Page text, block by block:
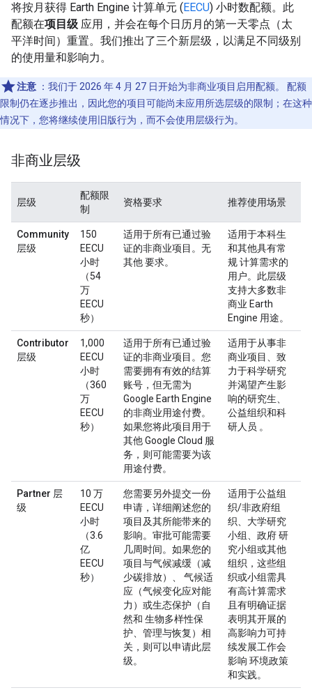
将按月获得 Earth Engine 计算单元 (EECU) 小时数配额。此
配额在项目级 应用，并会在每个日历月的第一天零点（太
平洋时间）重置。我们推出了三个新层级，以满足不同级别
的使用量和影响力。
注意 ：我们于 2026 年 4 月 27 日开始为非商业项目启用配额。 配额
限制仍在逐步推出，因此您的项目可能尚未应用所选层级的限制；在这种
情况下，您将继续使用旧版行为，而不会使用层级行为。
非商业层级
层级
配额限
制
资格要求 推荐使用场景
Community
层级
150
EECU
小时
（54
万
EECU
秒）
适用于所有已通过验
证的非商业项目。无
其他 要求。
适用于本科生
和其他具有常
规 计算需求的
用户。此层级
支持大多数非
商业 Earth
Engine 用途。
Contributor
层级
1,000
EECU
小时
（360
万
EECU
秒）
适用于所有已通过验
证的非商业项目。您
需要拥有有效的结算
账号，但无需为
Google Earth Engine
的非商业用途付费。
如果您将此项目用于
其他 Google Cloud 服
务，则可能需要为该
用途付费。
适用于从事非
商业项目、致
力于科学研究
并渴望产生影
响的研究生、
公益组织和科
研人员 。
Partner 层
级
10 万
EECU
小时
（3.6
亿
EECU
秒）
您需要另外提交一份
申请，详细阐述您的
项目及其所能带来的
影响。审批可能需要
几周时间。如果您的
项目与气候减缓（减
少碳排放）、 气候适
应（气候变化应对能
力）或生态保护（自
然和 生物多样性保
护、管理与恢复）相
关，则可以申请此层
级。
适用于公益组
织/非政府组
织、大学研究
小组、政府 研
究小组或其他
组织，这些组
织或小组需具
有高计算需求
且有明确证据
表明其开展的
高影响力可持
续发展工作会
影响 环境政策
和实践。